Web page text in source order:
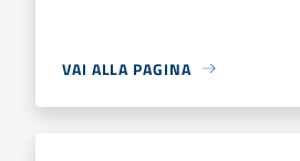
VAI ALLA PAGINA